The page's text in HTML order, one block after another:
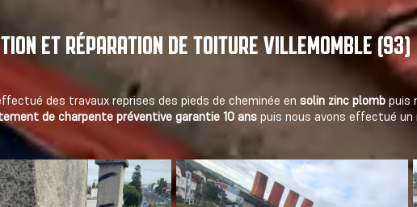
ET RÉPARATION DE TOITURE VILLEMOMBLE (93)
des travaux reprises des pieds de cheminée en solin zinc plomb puis
de charpente préventive garantie 10 ans puis nous avons effectué